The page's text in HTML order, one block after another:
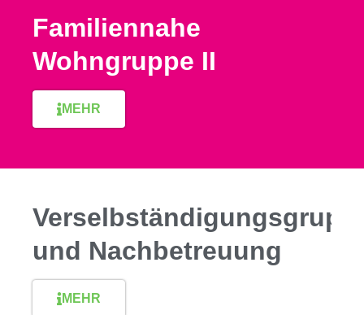
Familiennahe
Wohngruppe II
MEHR
und Nachbetreuung
MEHR